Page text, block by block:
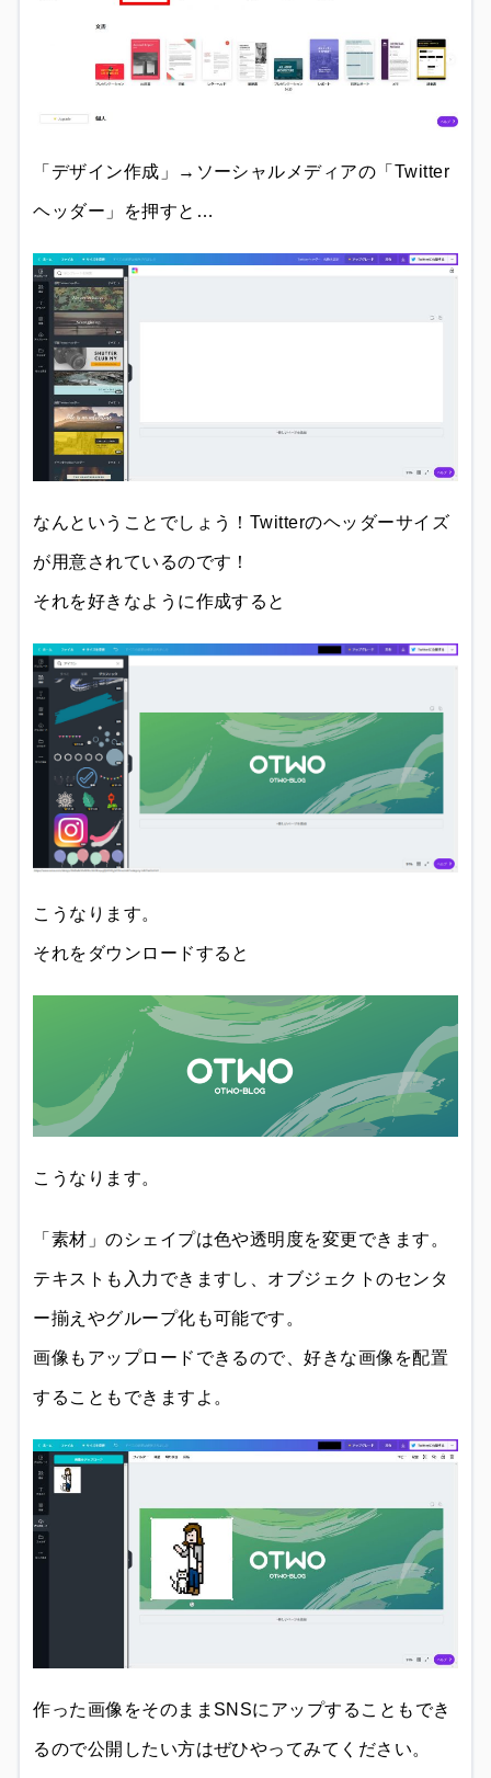
「デザイン作成」→ソーシャルメディアの「Twitter
ヘッダー」を押すと…
なんということでしょう！Twitterのヘッダーサイズ
が用意されているのです！
それを好きなように作成すると
こうなります。
それをダウンロードすると
こうなります。
「素材」のシェイプは色や透明度を変更できます。
テキストも入力できますし、オブジェクトのセンタ
ー揃えやグループ化も可能です。
画像もアップロードできるので、好きな画像を配置
することもできますよ。
作った画像をそのままSNSにアップすることもでき
るので公開したい方はぜひやってみてください。